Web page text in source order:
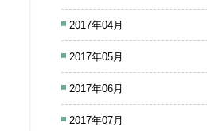
2017年04月
2017年05月
2017年06月
2017年07月